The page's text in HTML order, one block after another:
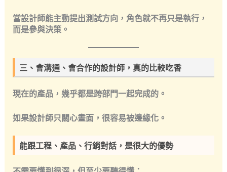
當設計師能主動提出測試方向，角色就不再只是執行，
而是參與決策。
三、會溝通、會合作的設計師，真的比較吃香
現在的產品，幾乎都是跨部門一起完成的。
如果設計師只關心畫面，很容易被邊緣化。
能跟工程、產品、行銷對話，是很大的優勢